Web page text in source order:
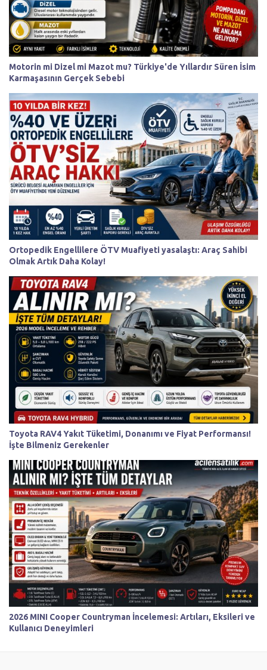
Motorin mi Dizel mi Mazot mu? Türkiye'de Yıllardır Süren İsim
Karmaşasının Gerçek Sebebi
Ortopedik Engellilere ÖTV Muafiyeti yasalaştı: Araç Sahibi
Olmak Artık Daha Kolay!
Toyota RAV4 Yakıt Tüketimi, Donanımı ve Fiyat Performansı!
İşte Bilmeniz Gerekenler
2026 MINI Cooper Countryman İncelemesi: Artıları, Eksileri ve
Kullanıcı Deneyimleri